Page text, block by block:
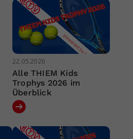
22.05.2026
Alle THIEM Kids
Trophys 2026 im
Überblick